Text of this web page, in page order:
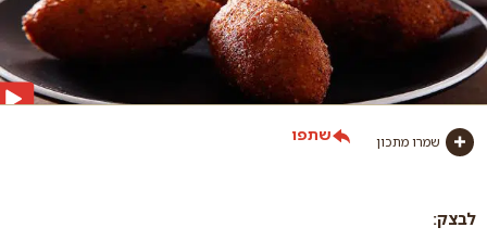
שמרו מתכון שתפו
לבצק: